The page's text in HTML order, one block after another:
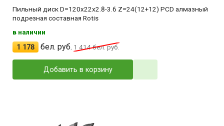
Пильный диск D=120x22x2.8-3.6 Z=24(12+12) PCD алмазный
подрезная составная Rotis
в наличии
1 178 бел. руб. 1 414бел. руб.
Добавить в корзину